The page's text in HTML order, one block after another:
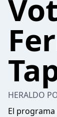
HERALDO
El